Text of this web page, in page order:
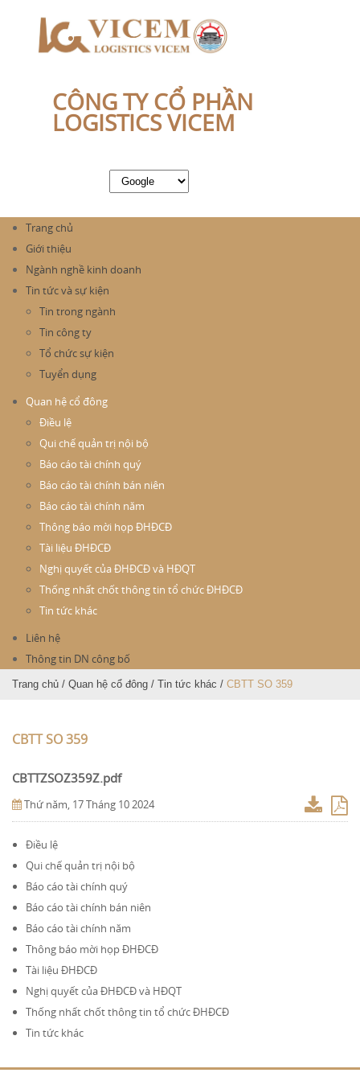
CÔNG TY CỔ PHẦN
LOGISTICS VICEM
Trang chủ
Giới thiệu
Ngành nghề kinh doanh
Tin tức và sự kiện
Tin trong ngành
Tin công ty
Tổ chức sự kiện
Tuyển dụng
Quan hệ cổ đông
Điều lệ
Qui chế quản trị nội bộ
Báo cáo tài chính quý
Báo cáo tài chính bán niên
Báo cáo tài chính năm
Thông báo mời họp ĐHĐCĐ
Tài liệu ĐHĐCĐ
Nghị quyết của ĐHĐCĐ và HĐQT
Thống nhất chốt thông tin tổ chức ĐHĐCĐ
Tin tức khác
Liên hệ
Thông tin DN công bố
Trang chủ / Quan hệ cổ đông / Tin tức khác / CBTT SO 359
CBTT SO 359
CBTTZSOZ359Z.pdf
Thứ năm, 17 Tháng 10 2024
Điều lệ
Qui chế quản trị nội bộ
Báo cáo tài chính quý
Báo cáo tài chính bán niên
Báo cáo tài chính năm
Thông báo mời họp ĐHĐCĐ
Tài liệu ĐHĐCĐ
Nghị quyết của ĐHĐCĐ và HĐQT
Thống nhất chốt thông tin tổ chức ĐHĐCĐ
Tin tức khác